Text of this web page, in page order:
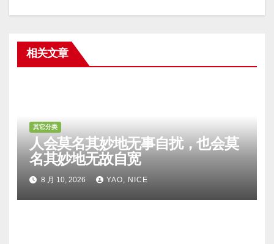
相关文章
其它分类
人会莫名其妙地无事自扰，也会莫
名其妙地无故自宽
8 月 10, 2026 YAO, NICE